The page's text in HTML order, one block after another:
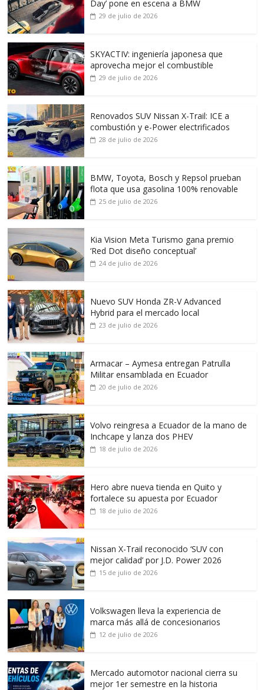
Day’ pone en escena a BMW
29 de julio de 2026
SKYACTIV: ingeniería japonesa que
aprovecha mejor el combustible
29 de julio de 2026
Renovados SUV Nissan X-Trail: ICE a
combustión y e-Power electrificados
28 de julio de 2026
BMW, Toyota, Bosch y Repsol prueban
flota que usa gasolina 100% renovable
25 de julio de 2026
Kia Vision Meta Turismo gana premio
‘Red Dot diseño conceptual’
24 de julio de 2026
Nuevo SUV Honda ZR-V Advanced
Hybrid para el mercado local
23 de julio de 2026
Armacar – Aymesa entregan Patrulla
Militar ensamblada en Ecuador
20 de julio de 2026
Volvo reingresa a Ecuador de la mano de
Inchcape y lanza dos PHEV
18 de julio de 2026
Hero abre nueva tienda en Quito y
fortalece su apuesta por Ecuador
18 de julio de 2026
Nissan X-Trail reconocido ‘SUV con
mejor calidad’ por J.D. Power 2026
15 de julio de 2026
Volkswagen lleva la experiencia de
marca más allá de concesionarios
12 de julio de 2026
Mercado automotor nacional cierra su
mejor 1er semestre en la historia